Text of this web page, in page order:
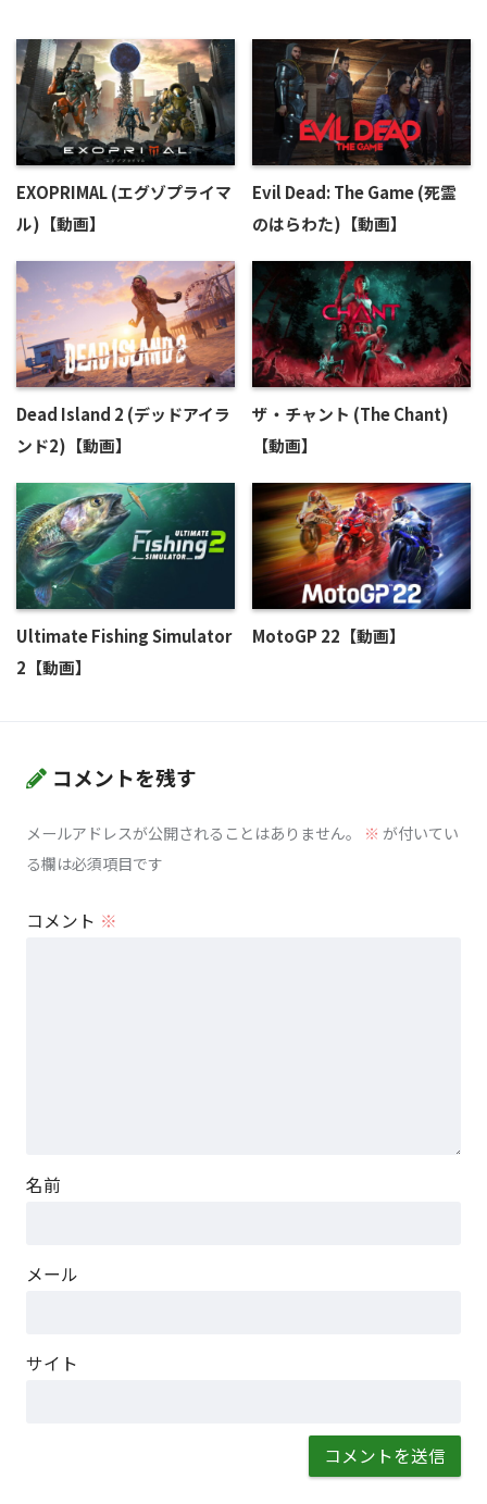
EXOPRIMAL (エグゾプライマ
ル)【動画】
Evil Dead: The Game (死霊
のはらわた)【動画】
Dead Island 2 (デッドアイラ
ンド2)【動画】
ザ・チャント (The Chant)
【動画】
Ultimate Fishing Simulator
2【動画】
MotoGP 22【動画】
コメントを残す
メールアドレスが公開されることはありません。 ※ が付いてい
る欄は必須項目です
コメント ※
名前
メール
サイト